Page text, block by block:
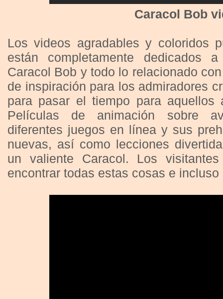
Caracol Bob
Los videos agradables y coloridos
están completamente dedicados
Caracol Bob y todo lo relacionado
de inspiración para los admiradores
para pasar el tiempo para
Películas de animación sobre
diferentes juegos en línea y sus
nuevas, así como lecciones
un valiente Caracol. Los
encontrar todas estas cosas e